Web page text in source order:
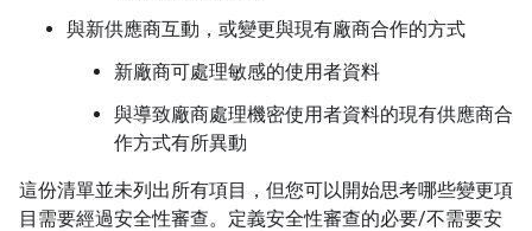
與新供應商互動，或變更與現有廠商合作的方式
新廠商可處理敏感的使用者資料
與導致廠商處理機密使用者資料的現有供應商合
作方式有所異動
這份清單並未列出所有項目，但您可以開始思考哪些變更項
目需要經過安全性審查。定義安全性審查的必要/不需要安